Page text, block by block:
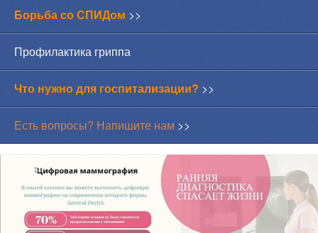
Борьба со СПИДом >>
Профилактика гриппа
Что нужно для госпитализации? >>
Есть вопросы? Напишите нам >>